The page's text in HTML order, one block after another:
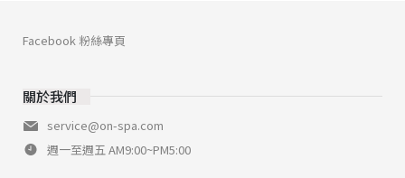
關於我們
service@on-spa.com
週一至週五 AM9:00~PM5:00
Facebook 粉絲專頁